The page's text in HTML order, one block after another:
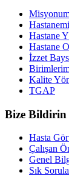
Hastane
Hastane
İzzet
Kalite
TGAP
Bize Bildirin
Hasta
Çalışan
Genel
Sık